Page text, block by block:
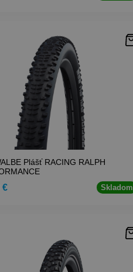
Plášť RACING RALPH
€ Skladom